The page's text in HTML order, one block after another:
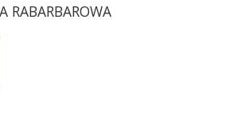
RABARBAROWA